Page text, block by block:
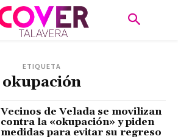
ETIQUETA
okupación
Vecinos de Velada se movilizan
contra la «okupación» y piden
medidas para evitar su regreso